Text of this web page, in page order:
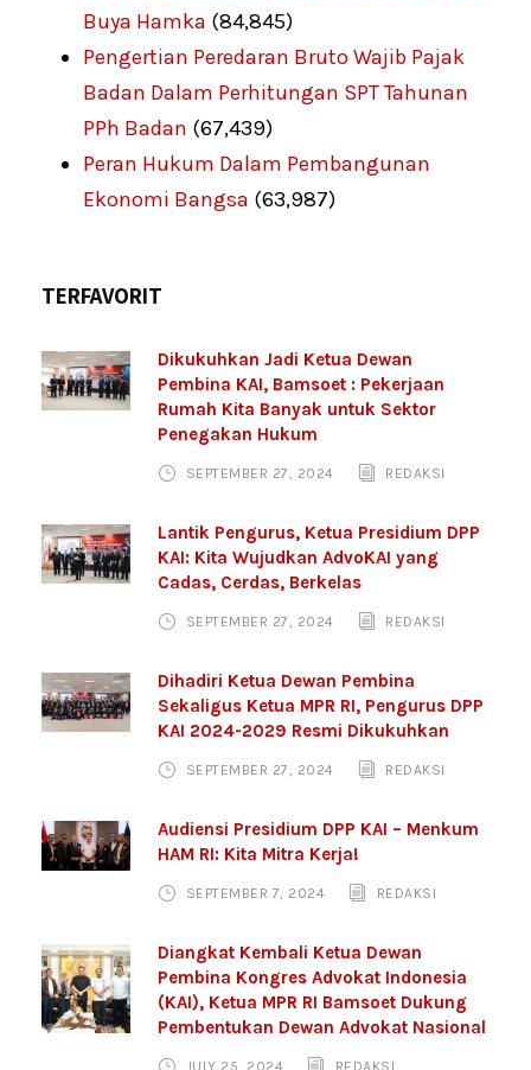
Buya Hamka (84,845)
Pengertian Peredaran Bruto Wajib Pajak
Badan Dalam Perhitungan SPT Tahunan
PPh Badan (67,439)
Peran Hukum Dalam Pembangunan
Ekonomi Bangsa (63,987)
TERFAVORIT
Dikukuhkan Jadi Ketua Dewan
Pembina KAI, Bamsoet : Pekerjaan
Rumah Kita Banyak untuk Sektor
Penegakan Hukum
SEPTEMBER 27, 2024 REDAKSI
Lantik Pengurus, Ketua Presidium DPP
KAI: Kita Wujudkan AdvoKAI yang
Cadas, Cerdas, Berkelas
SEPTEMBER 27, 2024 REDAKSI
Dihadiri Ketua Dewan Pembina
Sekaligus Ketua MPR RI, Pengurus DPP
KAI 2024-2029 Resmi Dikukuhkan
SEPTEMBER 27, 2024 REDAKSI
Audiensi Presidium DPP KAI – Menkum
HAM RI: Kita Mitra Kerja!
SEPTEMBER 7, 2024 REDAKSI
Diangkat Kembali Ketua Dewan
Pembina Kongres Advokat Indonesia
(KAI), Ketua MPR RI Bamsoet Dukung
Pembentukan Dewan Advokat Nasional
JULY 25, 2024 REDAKSI